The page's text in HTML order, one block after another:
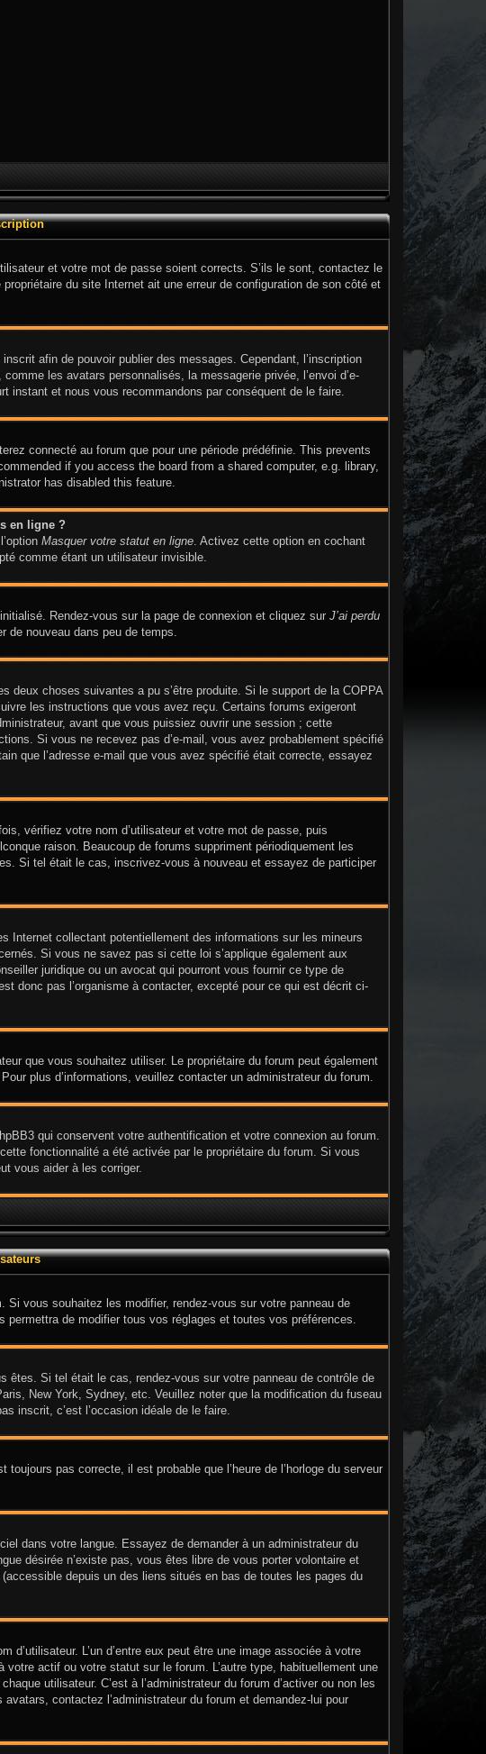
et votre mot de passe soient corrects. S’ils le sont, contactez le
du site Internet ait une erreur de configuration de son côté et
afin de pouvoir publier des messages. Cependant, l’inscription
les avatars personnalisés, la messagerie privée, l’envoi d’e-
instant et nous vous recommandons par conséquent de le faire.
connecté au forum que pour une période prédéfinie. This prevents
if you access the board from a shared computer, e.g. library,
has disabled this feature.
en ligne ?
Masquer votre statut en ligne. Activez cette option en cochant
comme étant un utilisateur invisible.
Rendez-vous sur la page de connexion et cliquez sur J’ai perdu
de nouveau dans peu de temps.
deux choses suivantes a pu s’être produite. Si le support de la COPPA
les instructions que vous avez reçu. Certains forums exigeront
avant que vous puissiez ouvrir une session ; cette
Si vous ne recevez pas d’e-mail, vous avez probablement spécifié
que l’adresse e-mail que vous avez spécifié était correcte, essayez
vérifiez votre nom d’utilisateur et votre mot de passe, puis
raison. Beaucoup de forums suppriment périodiquement les
Si tel était le cas, inscrivez-vous à nouveau et essayez de participer
Internet collectant potentiellement des informations sur les mineurs
Si vous ne savez pas si cette loi s’applique également aux
juridique ou un avocat qui pourront vous fournir ce type de
donc pas l’organisme à contacter, excepté pour ce qui est décrit ci-
que vous souhaitez utiliser. Le propriétaire du forum peut également
plus d’informations, veuillez contacter un administrateur du forum.
qui conservent votre authentification et votre connexion au forum.
fonctionnalité a été activée par le propriétaire du forum. Si vous
vous aider à les corriger.
vous souhaitez les modifier, rendez-vous sur votre panneau de
de modifier tous vos réglages et toutes vos préférences.
êtes. Si tel était le cas, rendez-vous sur votre panneau de contrôle de
New York, Sydney, etc. Veuillez noter que la modification du fuseau
inscrit, c’est l’occasion idéale de le faire.
toujours pas correcte, il est probable que l’heure de l’horloge du serveur
dans votre langue. Essayez de demander à un administrateur du
désirée n’existe pas, vous êtes libre de vous porter volontaire et
depuis un des liens situés en bas de toutes les pages du
L’un d’entre eux peut être une image associée à votre
actif ou votre statut sur le forum. L’autre type, habituellement une
utilisateur. C’est à l’administrateur du forum d’activer ou non les
contactez l’administrateur du forum et demandez-lui pour